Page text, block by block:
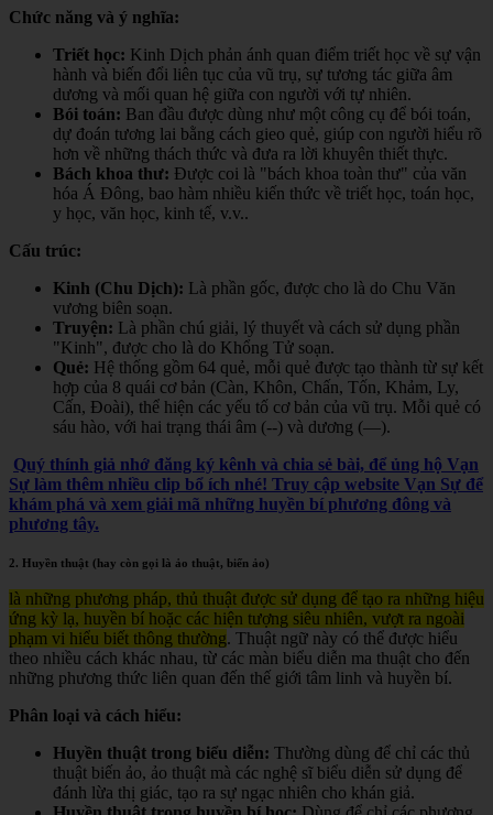
Chức năng và ý nghĩa:
Triết học: Kinh Dịch phản ánh quan điểm triết học về sự vận
hành và biến đổi liên tục của vũ trụ, sự tương tác giữa âm
dương và mối quan hệ giữa con người với tự nhiên.
Bói toán: Ban đầu được dùng như một công cụ để bói toán,
dự đoán tương lai bằng cách gieo quẻ, giúp con người hiểu rõ
hơn về những thách thức và đưa ra lời khuyên thiết thực.
Bách khoa thư: Được coi là "bách khoa toàn thư" của văn
hóa Á Đông, bao hàm nhiều kiến thức về triết học, toán học,
y học, văn học, kinh tế, v.v..
Cấu trúc:
Kinh (Chu Dịch): Là phần gốc, được cho là do Chu Văn
vương biên soạn.
Truyện: Là phần chú giải, lý thuyết và cách sử dụng phần
"Kinh", được cho là do Khổng Tử soạn.
Quẻ: Hệ thống gồm 64 quẻ, mỗi quẻ được tạo thành từ sự kết
hợp của 8 quái cơ bản (Càn, Khôn, Chấn, Tốn, Khảm, Ly,
Cấn, Đoài), thể hiện các yếu tố cơ bản của vũ trụ. Mỗi quẻ có
sáu hào, với hai trạng thái âm (--) và dương (—).
Quý thính giả nhớ đăng ký kênh và chia sẻ bài, để ủng hộ Vạn
Sự làm thêm nhiều clip bổ ích nhé! Truy cập website Vạn Sự để
khám phá và xem giải mã những huyền bí phương đông và
phương tây.
2. Huyền thuật (hay còn gọi là ảo thuật, biến ảo)
là những phương pháp, thủ thuật được sử dụng để tạo ra những hiệu
ứng kỳ lạ, huyền bí hoặc các hiện tượng siêu nhiên, vượt ra ngoài
phạm vi hiểu biết thông thường. Thuật ngữ này có thể được hiểu
theo nhiều cách khác nhau, từ các màn biểu diễn ma thuật cho đến
những phương thức liên quan đến thế giới tâm linh và huyền bí.
Phân loại và cách hiểu:
Huyền thuật trong biểu diễn: Thường dùng để chỉ các thủ
thuật biến ảo, ảo thuật mà các nghệ sĩ biểu diễn sử dụng để
đánh lừa thị giác, tạo ra sự ngạc nhiên cho khán giả.